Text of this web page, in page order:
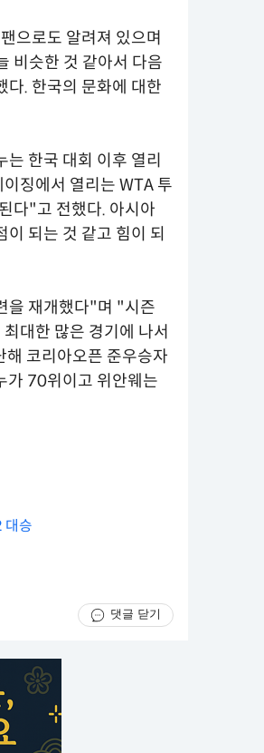
으로도 알려져 있으며
비슷한 것 같아서 다음
다. 한국의 문화에 대한
한국 대회 이후 열리
징에서 열리는 WTA 투
다"고 전했다. 아시아
되는 것 같고 힘이 되
을 재개했다"며 "시즌
대한 많은 경기에 나서
코리아오픈 준우승자
가 70위이고 위안웨는
대승
댓글 닫기